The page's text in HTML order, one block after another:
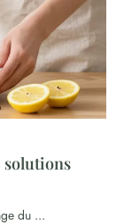
solutions
du ...